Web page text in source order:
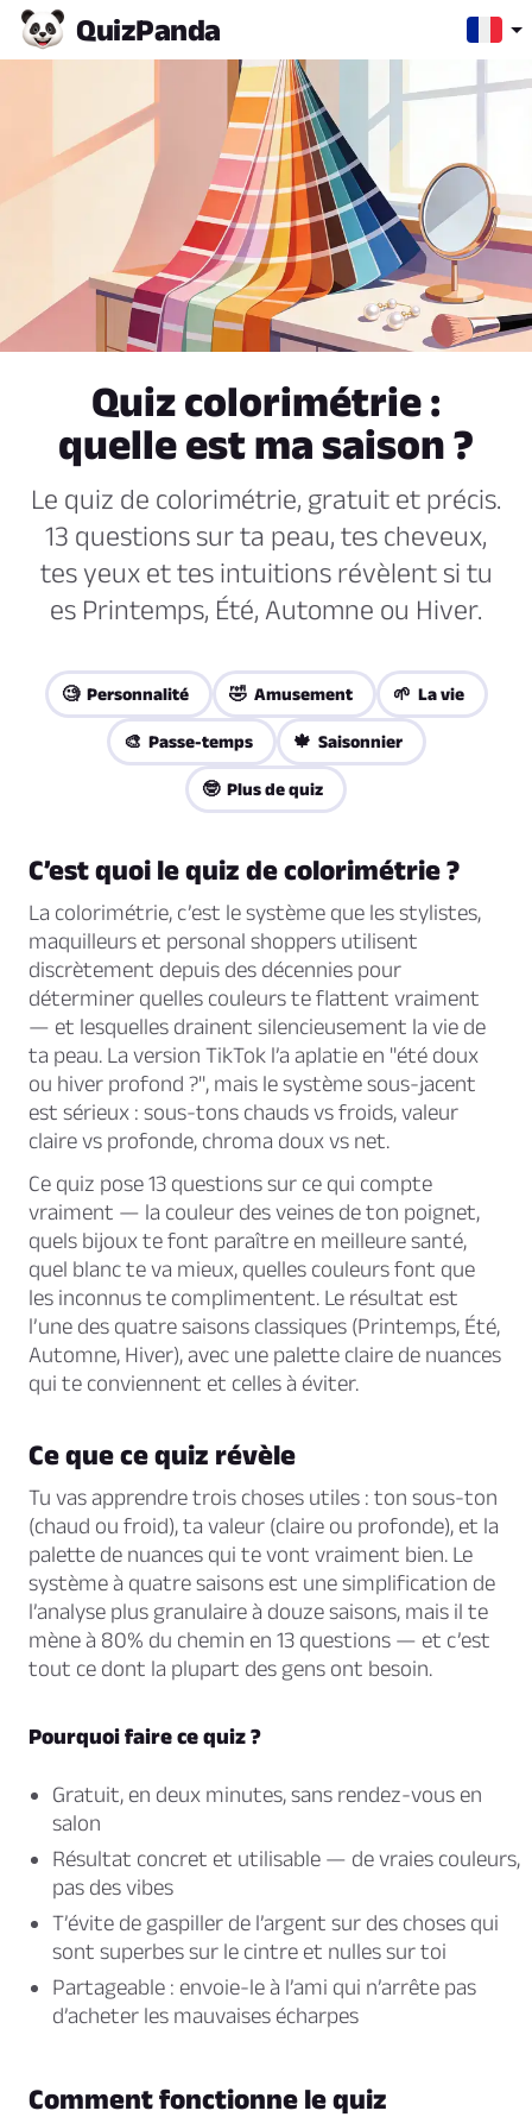
QuizPanda
Quiz colorimétrie :
quelle est ma saison ?
Le quiz de colorimétrie, gratuit et précis.
13 questions sur ta peau, tes cheveux,
tes yeux et tes intuitions révèlent si tu
es Printemps, Été, Automne ou Hiver.
🧐 Personnalité 🤣 Amusement 🌱 La vie
🎨 Passe-temps 🍁 Saisonnier
🤓 Plus de quiz
C’est quoi le quiz de colorimétrie ?
La colorimétrie, c’est le système que les stylistes,
maquilleurs et personal shoppers utilisent
discrètement depuis des décennies pour
déterminer quelles couleurs te flattent vraiment
— et lesquelles drainent silencieusement la vie de
ta peau. La version TikTok l’a aplatie en "été doux
ou hiver profond ?", mais le système sous-jacent
est sérieux : sous-tons chauds vs froids, valeur
claire vs profonde, chroma doux vs net.
Ce quiz pose 13 questions sur ce qui compte
vraiment — la couleur des veines de ton poignet,
quels bijoux te font paraître en meilleure santé,
quel blanc te va mieux, quelles couleurs font que
les inconnus te complimentent. Le résultat est
l’une des quatre saisons classiques (Printemps, Été,
Automne, Hiver), avec une palette claire de nuances
qui te conviennent et celles à éviter.
Ce que ce quiz révèle
Tu vas apprendre trois choses utiles : ton sous-ton
(chaud ou froid), ta valeur (claire ou profonde), et la
palette de nuances qui te vont vraiment bien. Le
système à quatre saisons est une simplification de
l’analyse plus granulaire à douze saisons, mais il te
mène à 80% du chemin en 13 questions — et c’est
tout ce dont la plupart des gens ont besoin.
Pourquoi faire ce quiz ?
Gratuit, en deux minutes, sans rendez-vous en
salon
Résultat concret et utilisable — de vraies couleurs,
pas des vibes
T’évite de gaspiller de l’argent sur des choses qui
sont superbes sur le cintre et nulles sur toi
Partageable : envoie-le à l’ami qui n’arrête pas
d’acheter les mauvaises écharpes
Comment fonctionne le quiz